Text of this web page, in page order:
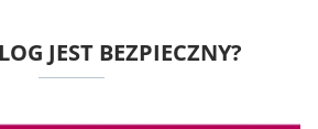
JEST BEZPIECZNY?